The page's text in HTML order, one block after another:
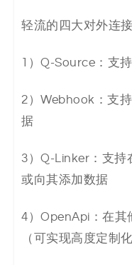
轻流的四大对外连
1）Q-Source：支
2）Webhook：支
据
3）Q-Linker：支持
或向其添加数据
4）OpenApi：在其
（可实现高度定制化